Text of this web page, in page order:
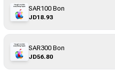
SAR100 Bon
JD18.93
SAR300 Bon
JD56.80